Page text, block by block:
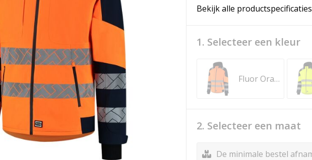
Bekijk alle productspecificaties
1. Selecteer een kleur
Fluor Orange-Ink
2. Selecteer een maat
De minimale bestel